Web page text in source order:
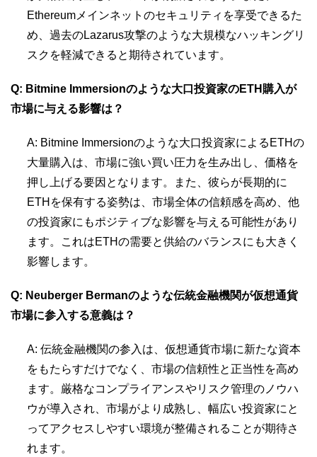
Ethereumメインネットのセキュリティを享受できるた
め、過去のLazarus攻撃のような大規模なハッキングリ
スクを軽減できると期待されています。
Q: Bitmine Immersionのような大口投資家のETH購入が
市場に与える影響は？
A: Bitmine Immersionのような大口投資家によるETHの
大量購入は、市場に強い買い圧力を生み出し、価格を
押し上げる要因となります。また、彼らが長期的に
ETHを保有する姿勢は、市場全体の信頼感を高め、他
の投資家にもポジティブな影響を与える可能性があり
ます。これはETHの需要と供給のバランスにも大きく
影響します。
Q: Neuberger Bermanのような伝統金融機関が仮想通貨
市場に参入する意義は？
A: 伝統金融機関の参入は、仮想通貨市場に新たな資本
をもたらすだけでなく、市場の信頼性と正当性を高め
ます。厳格なコンプライアンスやリスク管理のノウハ
ウが導入され、市場がより成熟し、幅広い投資家にと
ってアクセスしやすい環境が整備されることが期待さ
れます。